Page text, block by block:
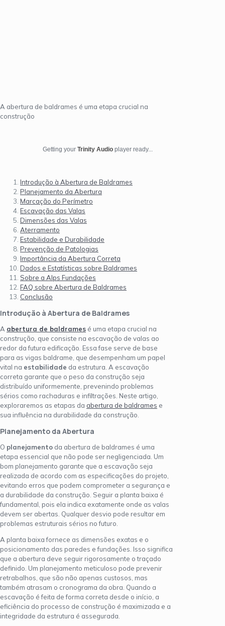
A abertura de baldrames é uma etapa crucial na
construção
Getting your Trinity Audio player ready...
Introdução à Abertura de Baldrames
Planejamento da Abertura
Marcação do Perímetro
Escavação das Valas
Dimensões das Valas
Aterramento
Estabilidade e Durabilidade
Prevenção de Patologias
Importância da Abertura Correta
Dados e Estatísticas sobre Baldrames
Sobre a Alps Fundações
FAQ sobre Abertura de Baldrames
Conclusão
Introdução à Abertura de Baldrames
A abertura de baldrames é uma etapa crucial na
construção, que consiste na escavação de valas ao
redor da futura edificação. Essa fase serve de base
para as vigas baldrame, que desempenham um papel
vital na estabilidade da estrutura. A escavação
correta garante que o peso da construção seja
distribuído uniformemente, prevenindo problemas
sérios como rachaduras e infiltrações. Neste artigo,
exploraremos as etapas da abertura de baldrames e
sua influência na durabilidade da construção.
Planejamento da Abertura
O planejamento da abertura de baldrames é uma
etapa essencial que não pode ser negligenciada. Um
bom planejamento garante que a escavação seja
realizada de acordo com as especificações do projeto,
evitando erros que podem comprometer a segurança e
a durabilidade da construção. Seguir a planta baixa é
fundamental, pois ela indica exatamente onde as valas
devem ser abertas. Qualquer desvio pode resultar em
problemas estruturais sérios no futuro.
A planta baixa fornece as dimensões exatas e o
posicionamento das paredes e fundações. Isso significa
que a abertura deve seguir rigorosamente o traçado
definido. Um planejamento meticuloso pode prevenir
retrabalhos, que são não apenas custosos, mas
também atrasam o cronograma da obra. Quando a
escavação é feita de forma correta desde o início, a
eficiência do processo de construção é maximizada e a
integridade da estrutura é assegurada.